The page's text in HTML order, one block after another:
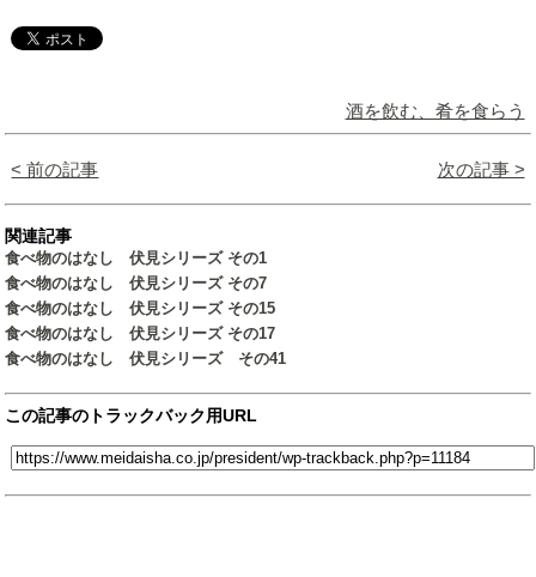
酒を飲む、肴を食らう
< 前の記事 次の記事 >
関連記事
食べ物のはなし 伏見シリーズ その1
食べ物のはなし 伏見シリーズ その7
食べ物のはなし 伏見シリーズ その15
食べ物のはなし 伏見シリーズ その17
食べ物のはなし 伏見シリーズ その41
この記事のトラックバック用URL